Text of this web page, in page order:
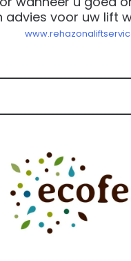
advies voor uw lift